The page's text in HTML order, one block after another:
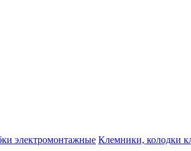
электромонтажные Клемники, колодки